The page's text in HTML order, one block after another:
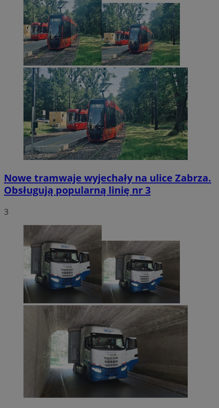
Nowe tramwaje wyjechały na ulice Zabrza.
Obsługują popularną linię nr 3
3